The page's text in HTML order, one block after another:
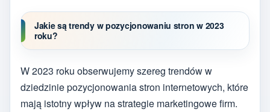
Jakie są trendy w pozycjonowaniu stron w 2023
roku?
W 2023 roku obserwujemy szereg trendów w
dziedzinie pozycjonowania stron internetowych, które
mają istotny wpływ na strategie marketingowe firm.